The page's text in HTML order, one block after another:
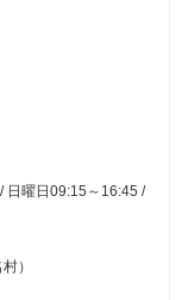
曜日09:15～16:45 /
）